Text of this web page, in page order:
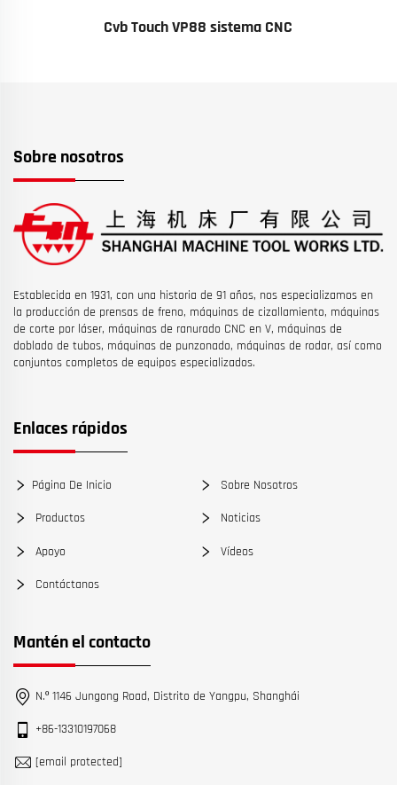
Cvb Touch VP88 sistema CNC
Sobre nosotros
Establecida en 1931, con una historia de 91 años, nos especializamos en
la producción de prensas de freno, máquinas de cizallamiento, máquinas
de corte por láser, máquinas de ranurado CNC en V, máquinas de
doblado de tubos, máquinas de punzonado, máquinas de rodar, así como
conjuntos completos de equipos especializados.
Enlaces rápidos
Página De Inicio Sobre Nosotros
Productos Noticias
Apoyo Vídeos
Contáctanos
Mantén el contacto
N.º 1146 Jungong Road, Distrito de Yangpu, Shanghái
+86-13310197068
[email protected]